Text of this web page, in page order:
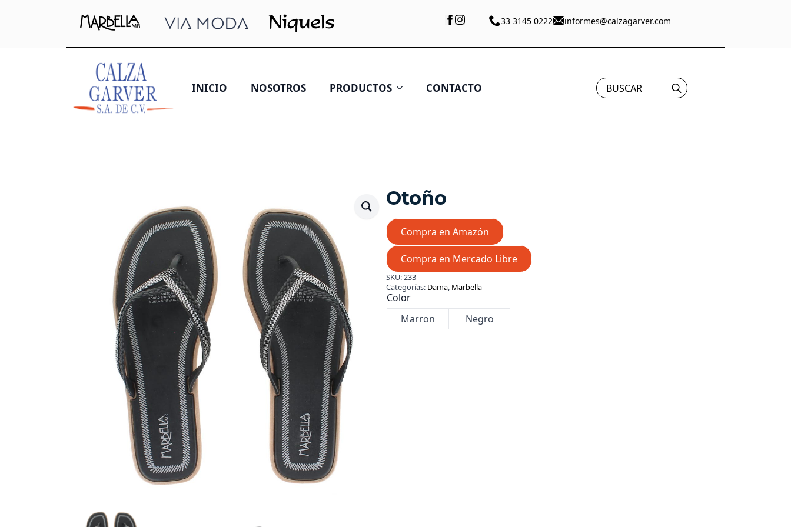
33 3145 0222 informes@calzagarver.com
INICIO NOSOTROS PRODUCTOS CONTACTO
Search
for:
Otoño
Compra en Amazón
Compra en Mercado Libre
SKU:233
Categorías: Dama, Marbella
Color
Marron
Negro